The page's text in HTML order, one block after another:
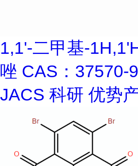
1,1'-二甲基-
唑 CAS：37570-
JACS 科研 优势